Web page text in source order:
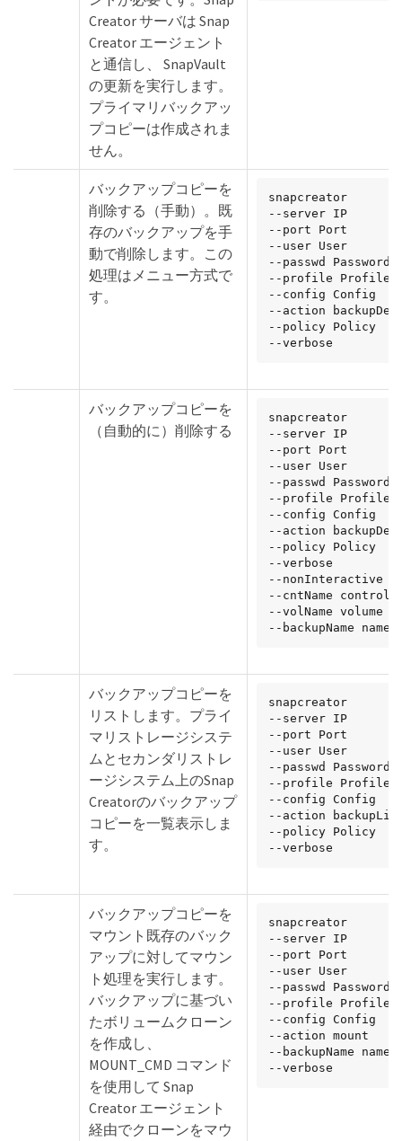
Creator サーバは Snap
Creator エージェント
と通信し、 SnapVault
の更新を実行します。
プライマリバックアッ
プコピーは作成されま
せん。
バックアップコピーを
削除する（手動）。既
存のバックアップを手
動で削除します。この
処理はメニュー方式で
す。
snapcreator
--server IP
--port Port
--user User
--passwd Password
--profile Profile
--config Config
--action backupDel
--policy Policy
--verbose
バックアップコピーを
（自動的に）削除する
snapcreator
--server IP
--port Port
--user User
--passwd Password
--profile Profile
--config Config
--action backupDel
--policy Policy
--verbose
--nonInteractive
--cntName
--volName volume
--backupName name
バックアップコピーを
リストします。プライ
マリストレージシステ
ムとセカンダリストレ
ージシステム上のSnap
Creatorのバックアップ
コピーを一覧表示しま
す。
snapcreator
--server IP
--port Port
--user User
--passwd Password
--profile Profile
--config Config
--action
--policy Policy
--verbose
バックアップコピーを
マウント既存のバック
アップに対してマウン
ト処理を実行します。
バックアップに基づい
たボリュームクローン
を作成し、
MOUNT_CMD コマンド
を使用して Snap
Creator エージェント
経由でクローンをマウ
snapcreator
--server IP
--port Port
--user User
--passwd Password
--profile Profile
--config Config
--action mount
--backupName name
--verbose